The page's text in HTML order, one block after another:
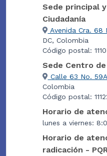
Sede principal
Ciudadanía
Avenida Cra. 68
DC, Colombia
Código postal:
Sede Centro
Calle 63 No.
Colombia
Código postal:
Horario de
lunes a viernes:
Horario de
radicación -